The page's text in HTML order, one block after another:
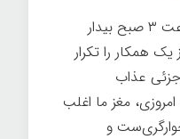
آیا به خاطر می‌اورید که ساعت ۳ صبح بیدار
همکار را تکرار
عذاب
مغز ما اغلب
و